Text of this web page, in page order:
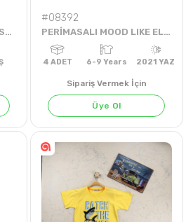
5-8 Yaş Erk 2ip Holy Nly Sweat
#08392
PERİMASALI MOOD LIKE ELBISE
Sipariş Vermek İçin
Üye Ol